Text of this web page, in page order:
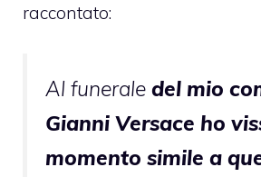
raccontato:
Al funerale del mio
Gianni Versace ho
momento simile a